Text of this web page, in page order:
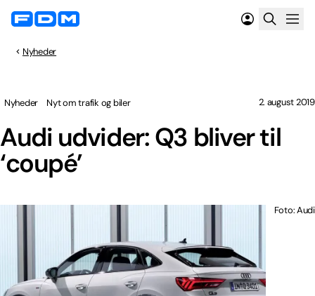
Nyheder
Audi udvider: Q3 bliver til
‘coupé’
Nyheder Nyt om trafik og biler 2. august 2019
Foto: Audi